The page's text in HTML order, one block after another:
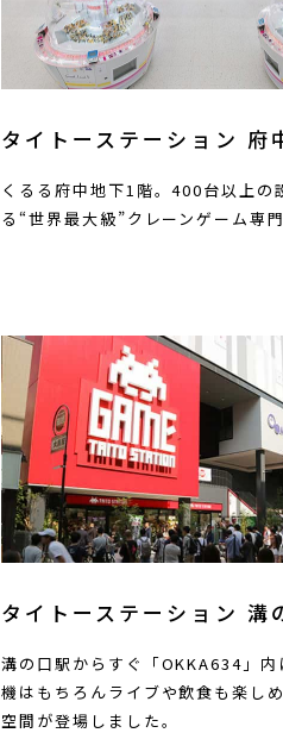
タイトーステーション 府
くるる府中地下1階。400台以上の
る“世界最大級”クレーンゲーム専門
タイトーステーション 溝
溝の口駅からすぐ「OKKA634」内
機はもちろんライブや飲食も楽し
空間が登場しました。